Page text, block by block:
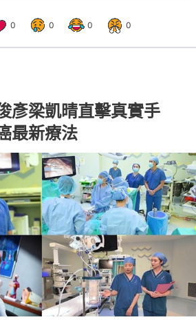
0 0 0 0
彥梁凱晴直擊真實手
最新療法